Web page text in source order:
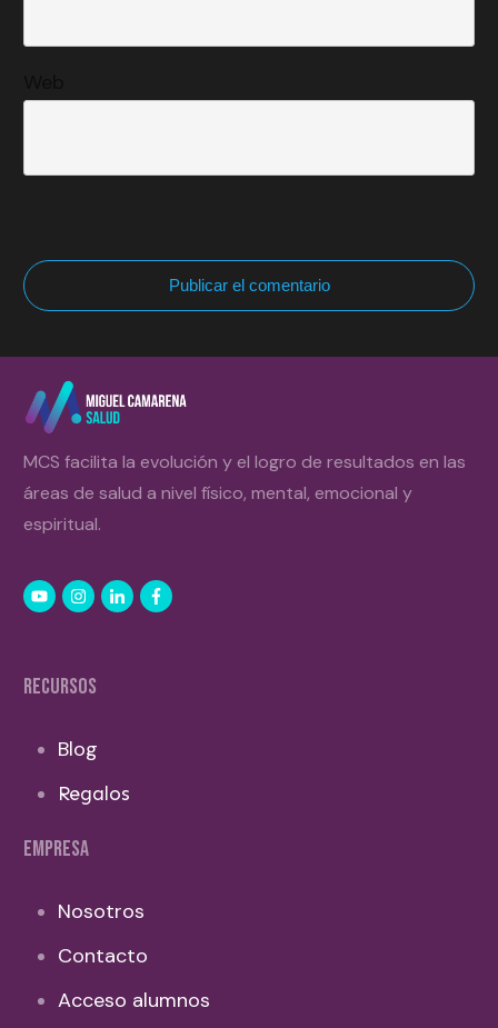
Publicar el comentario
MCS facilita la evolución y el logro de resultados en las
áreas de salud a nivel físico, mental, emocional y
espiritual.
RECURSOS
Blog
Regalos
EMPRESA
Nosotros
Contacto
Acceso alumnos